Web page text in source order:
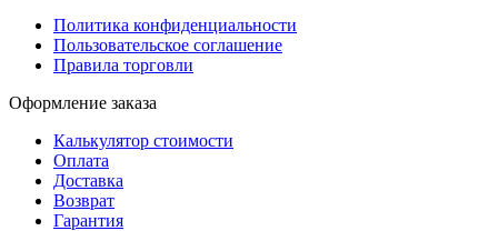
Политика конфиденциальности
Пользовательское соглашение
Правила торговли
Оформление заказа
Калькулятор стоимости
Оплата
Доставка
Возврат
Гарантия